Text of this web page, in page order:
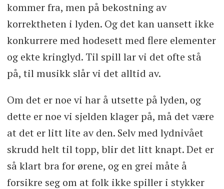
kommer fra, men på bekostning av
korrektheten i lyden. Og det kan uansett ikke
konkurrere med hodesett med flere elementer
og ekte kringlyd. Til spill lar vi det ofte stå
på, til musikk slår vi det alltid av.
Om det er noe vi har å utsette på lyden, og
dette er noe vi sjelden klager på, må det være
at det er litt lite av den. Selv med lydnivået
skrudd helt til topp, blir det litt knapt. Det er
så klart bra for ørene, og en grei måte å
forsikre seg om at folk ikke spiller i stykker